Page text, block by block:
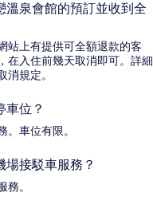
溫泉會館的預訂並收到全
站上有提供可全額退款的客
在入住前幾天取消即可。詳細
規定。
車位？
車位有限。
接駁車服務？
。